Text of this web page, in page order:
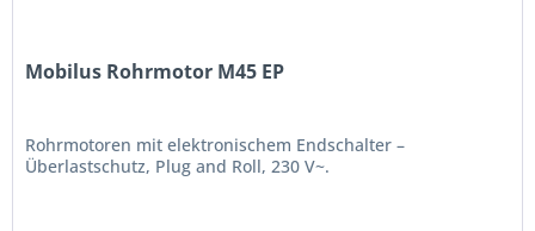
Mobilus Rohrmotor M45 EP
Rohrmotoren mit elektronischem Endschalter –
Überlastschutz, Plug and Roll, 230 V~.